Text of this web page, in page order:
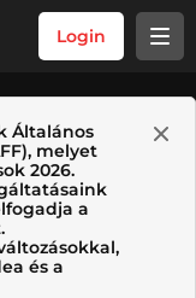
Login
Általános
melyet
2026.
a
és a